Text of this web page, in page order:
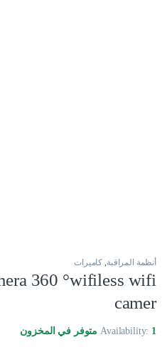
أنظمة المراقبة كاميرات
360 °wifiless wifi
camer
Availability: 1 متوفر في المخزون